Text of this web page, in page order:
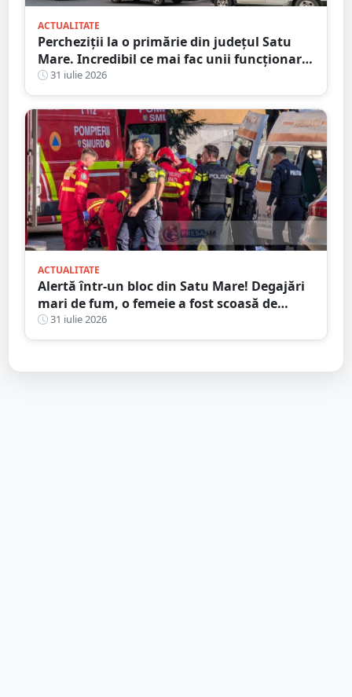
ACTUALITATE
Percheziții la o primărie din județul Satu
Mare. Incredibil ce mai fac unii funcționari
publici
31 iulie 2026
ACTUALITATE
Alertă într-un bloc din Satu Mare! Degajări
mari de fum, o femeie a fost scoasă de
Pompieri
31 iulie 2026